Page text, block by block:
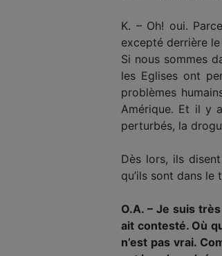
K. – Oh! oui.
excepté derrière le
Si nous sommes
les Eglises ont
problèmes
Amérique. Et il y
perturbés, la
Dès lors, ils
qu’ils sont dans
O.A. – Je suis
ait contesté. Où
n’est pas vrai.